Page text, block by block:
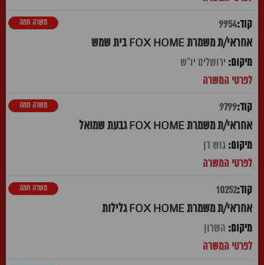
9954
אחראי/ת משמרת FOX HOME בית שמש
משרה חמה
ירושלים יו"ש
9799
אחראי/ת משמרת FOX HOME גבעת שמואל
משרה חמה
גוש דן
10252
אחראי/ת משמרת FOX HOME גלילות
משרה חמה
השרון